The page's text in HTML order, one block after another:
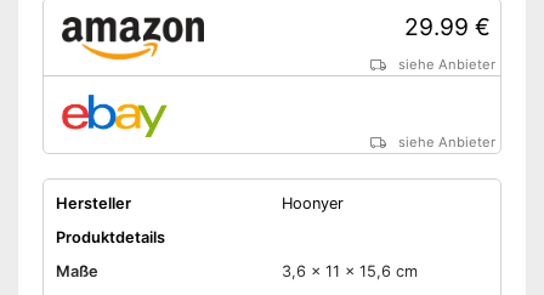
29.99 €
siehe Anbieter
siehe Anbieter
Hersteller
Hoonyer
Produktdetails
Maße
3,6 x 11 x 15,6 cm